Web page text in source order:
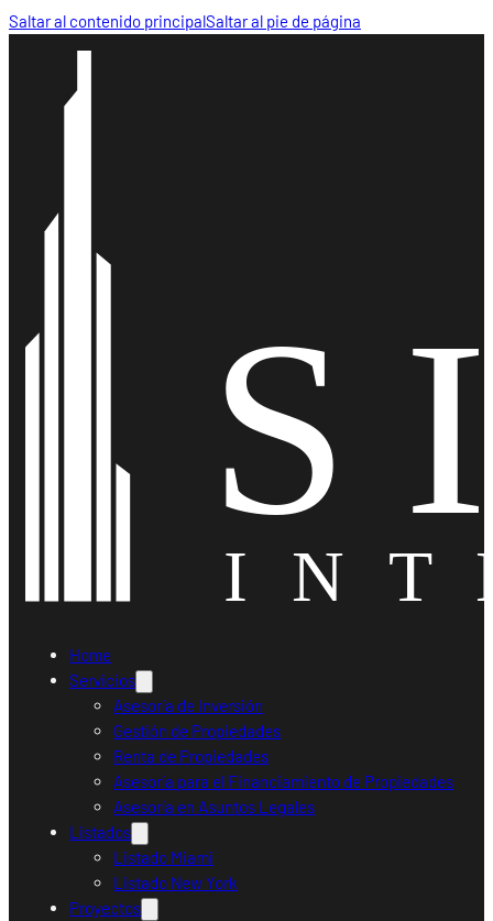
Saltar al contenido principalSaltar al pie de página
Home
Servicios
Asesoría de Inversión
Gestión de Propiedades
Renta de Propiedades
Asesoría para el Financiamiento de Propiedades
Asesoría en Asuntos Legales
Listados
Listado Miami
Listado New York
Proyectos